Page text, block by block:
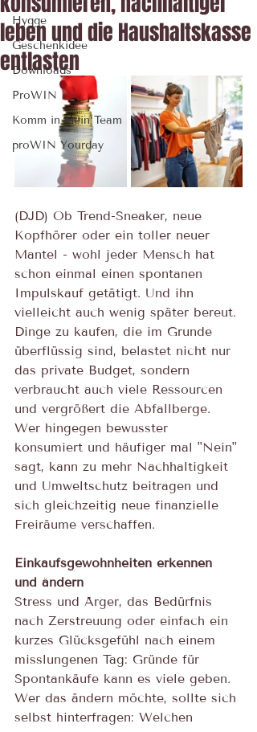
Hygge
Geschenkidee
Downloads
ProWIN
Komm in mein Team
proWIN Yourday
leben und die Haushaltskasse
entlasten
(DJD) Ob Trend-Sneaker, neue
Kopfhörer oder ein toller neuer
Mantel - wohl jeder Mensch hat
schon einmal einen spontanen
Impulskauf getätigt. Und ihn
vielleicht auch wenig später bereut.
Dinge zu kaufen, die im Grunde
überflüssig sind, belastet nicht nur
das private Budget, sondern
verbraucht auch viele Ressourcen
und vergrößert die Abfallberge.
Wer hingegen bewusster
konsumiert und häufiger mal "Nein"
sagt, kann zu mehr Nachhaltigkeit
und Umweltschutz beitragen und
sich gleichzeitig neue finanzielle
Freiräume verschaffen.
Einkaufsgewohnheiten erkennen
und ändern
Stress und Ärger, das Bedürfnis
nach Zerstreuung oder einfach ein
kurzes Glücksgefühl nach einem
misslungenen Tag: Gründe für
Spontankäufe kann es viele geben.
Wer das ändern möchte, sollte sich
selbst hinterfragen: Welchen